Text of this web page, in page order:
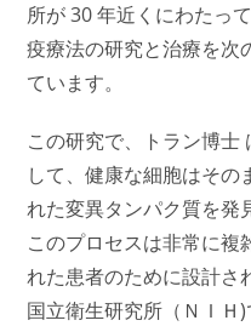
所が 30 年近くにわたっ
疫療法の研究と治療を次
ています。
この研究で、トラン博士
して、健康な細胞はその
れた変異タンパク質を発
このプロセスは非常に複
れた患者のために設計さ
国立衛生研究所（ＮＩＨ